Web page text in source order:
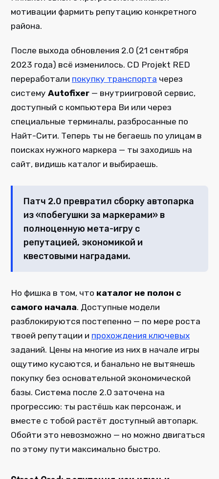
мотивации фармить репутацию конкретного
района.
После выхода обновления 2.0 (21 сентября
2023 года) всё изменилось. CD Projekt RED
переработали покупку транспорта через
систему Autofixer — внутриигровой сервис,
доступный с компьютера Ви или через
специальные терминалы, разбросанные по
Найт-Сити. Теперь ты не бегаешь по улицам в
поисках нужного маркера — ты заходишь на
сайт, видишь каталог и выбираешь.
Патч 2.0 превратил сборку автопарка
из «побегушки за маркерами» в
полноценную мета-игру с
репутацией, экономикой и
квестовыми наградами.
Но фишка в том, что каталог не полон с
самого начала. Доступные модели
разблокируются постепенно — по мере роста
твоей репутации и прохождения ключевых
заданий. Цены на многие из них в начале игры
ощутимо кусаются, и банально не вытянешь
покупку без основательной экономической
базы. Система после 2.0 заточена на
прогрессию: ты растёшь как персонаж, и
вместе с тобой растёт доступный автопарк.
Обойти это невозможно — но можно двигаться
по этому пути максимально быстро.